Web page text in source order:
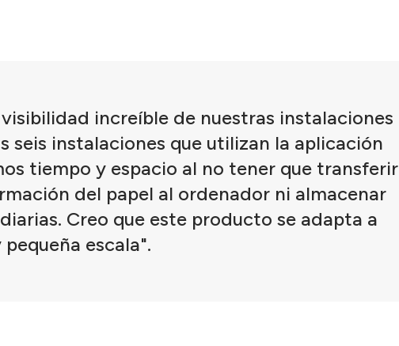
increíble de nuestras instalaciones
seis instalaciones que utilizan la aplicación
tiempo y espacio al no tener que transferir
del papel al ordenador ni almacenar
Creo que este producto se adapta a
escala".